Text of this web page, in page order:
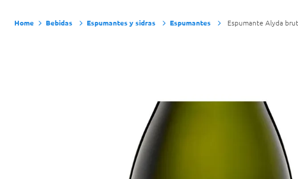
Bebidas Espumantes y sidras Espumantes Espumante Alyda